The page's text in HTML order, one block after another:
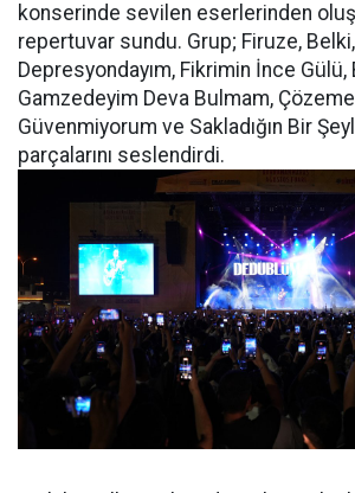
konserinde sevilen eserlerinden
repertuvar sundu. Grup; Firuze, Belki,
Depresyondayım, Fikrimin İnce
Gamzedeyim Deva Bulmam,
Güvenmiyorum ve Sakladığın Bir
parçalarını seslendirdi.